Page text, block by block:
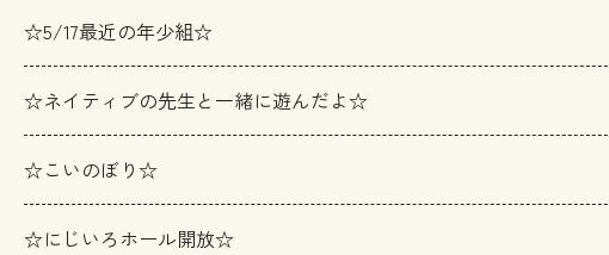
☆5/17最近の年少組☆
☆ネイティブの先生と一緒に遊んだよ☆
☆こいのぼり☆
☆にじいろホール開放☆